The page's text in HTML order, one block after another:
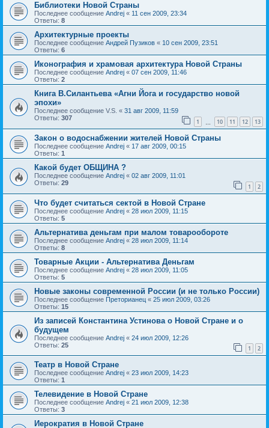
Библиотеки Новой Страны
Последнее сообщение Andrej « 11 сен 2009, 23:34
Ответы: 8
Архитектурные проекты
Последнее сообщение Андрей Пузиков « 10 сен 2009, 23:51
Ответы: 6
Иконография и храмовая архитектура Новой Страны
Последнее сообщение Andrej « 07 сен 2009, 11:46
Ответы: 2
Книга В.Силантьева «Агни Йога и государство новой
эпохи»
Последнее сообщение V.S. « 31 авг 2009, 11:59
Ответы: 307 1 10 11 12 13
Закон о водоснабжении жителей Новой Страны
Последнее сообщение Andrej « 17 авг 2009, 00:15
Ответы: 1
Какой будет ОБЩИНА ?
Последнее сообщение Andrej « 02 авг 2009, 11:01
Ответы: 29 1 2
Что будет считаться сектой в Новой Стране
Последнее сообщение Andrej « 28 июл 2009, 11:15
Ответы: 5
Альтернатива деньгам при малом товарообороте
Последнее сообщение Andrej « 28 июл 2009, 11:14
Ответы: 8
Товарные Акции - Альтернатива Деньгам
Последнее сообщение Andrej « 28 июл 2009, 11:05
Ответы: 5
Новые законы современной России (и не только России)
Последнее сообщение Преторианец « 25 июл 2009, 03:26
Ответы: 15
Из записей Константина Устинова о Новой Стране и о
будущем
Последнее сообщение Andrej « 24 июл 2009, 12:26
Ответы: 25 1 2
Театр в Новой Стране
Последнее сообщение Andrej « 23 июл 2009, 14:23
Ответы: 1
Телевидение в Новой Стране
Последнее сообщение Andrej « 21 июл 2009, 12:38
Ответы: 3
Иерократия в Новой Стране